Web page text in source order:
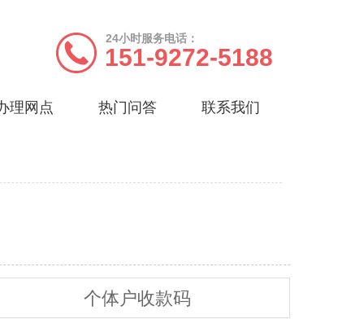
24小时服务电话：
151-9272-5188
理网点 热门问答 联系我们
个体户收款码